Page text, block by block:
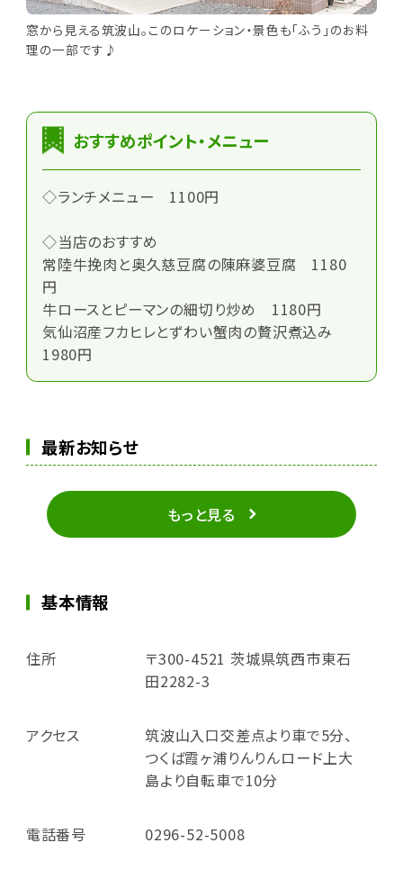
窓から見える筑波山。このロケーション・景色も「ふう」のお料
理の一部です♪
おすすめポイント・メニュー
◇ランチメニュー 1100円
◇当店のおすすめ
常陸牛挽肉と奥久慈豆腐の陳麻婆豆腐 1180
円
牛ロースとピーマンの細切り炒め 1180円
気仙沼産フカヒレとずわい蟹肉の贅沢煮込み
1980円
最新お知らせ
もっと見る
基本情報
住所
〒300-4521 茨城県筑西市東石
田2282-3
アクセス
筑波山入口交差点より車で5分、
つくば霞ヶ浦りんりんロード上大
島より自転車で10分
電話番号 0296-52-5008